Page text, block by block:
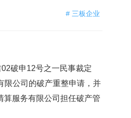
# 三板企业
破申12号之一民事裁定
限公司的破产重整申请，并
服务有限公司担任破产管